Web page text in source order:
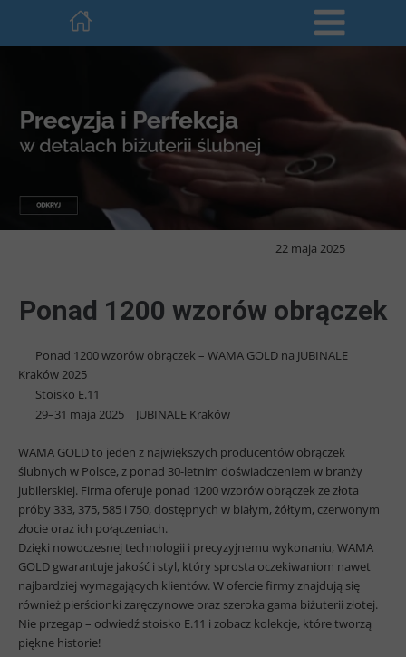
22 maja 2025
Ponad 1200 wzorów obrączek
Ponad 1200 wzorów obrączek – WAMA GOLD na JUBINALE
Kraków 2025
Stoisko E.11
29–31 maja 2025 | JUBINALE Kraków
WAMA GOLD to jeden z największych producentów obrączek
ślubnych w Polsce, z ponad 30-letnim doświadczeniem w branży
jubilerskiej. Firma oferuje ponad 1200 wzorów obrączek ze złota
próby 333, 375, 585 i 750, dostępnych w białym, żółtym, czerwonym
złocie oraz ich połączeniach.
Dzięki nowoczesnej technologii i precyzyjnemu wykonaniu, WAMA
GOLD gwarantuje jakość i styl, który sprosta oczekiwaniom nawet
najbardziej wymagających klientów. W ofercie firmy znajdują się
również pierścionki zaręczynowe oraz szeroka gama biżuterii złotej.
Nie przegap – odwiedź stoisko E.11 i zobacz kolekcje, które tworzą
piękne historie!